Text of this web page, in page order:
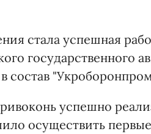
стала успешная
государственного
состав
успешно
осуществить